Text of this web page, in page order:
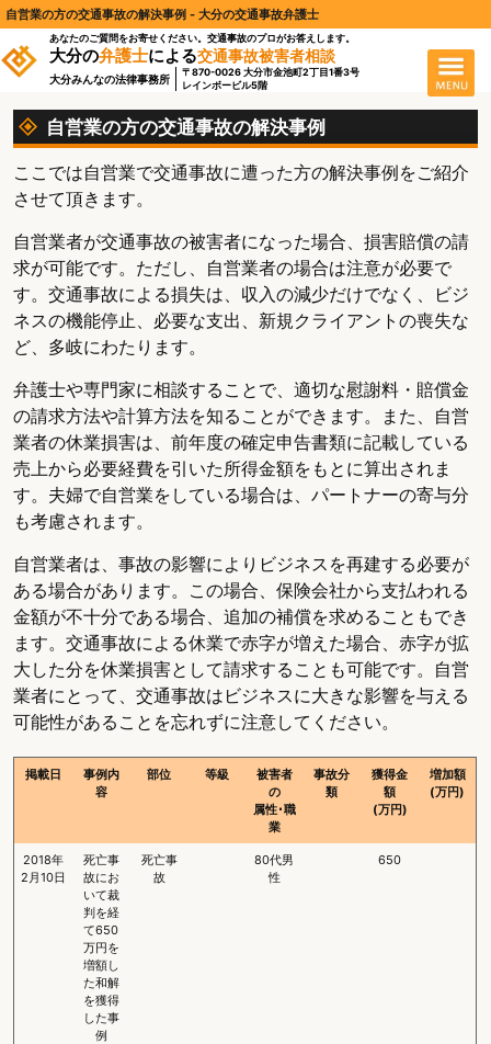
自営業の方の交通事故の解決事例 - 大分の交通事故弁護士
あなたのご質問をお寄せください。交通事故のプロがお答えします。
大分の弁護士による交通事故被害者相談
大分みんなの法律事務所
〒870-0026 大分市金池町2丁目1番3号
レインボービル5階
自営業の方の交通事故の解決事例
ここでは自営業で交通事故に遭った方の解決事例をご紹介
させて頂きます。
自営業者が交通事故の被害者になった場合、損害賠償の請
求が可能です。ただし、自営業者の場合は注意が必要で
す。交通事故による損失は、収入の減少だけでなく、ビジ
ネスの機能停止、必要な支出、新規クライアントの喪失な
ど、多岐にわたります。
弁護士や専門家に相談することで、適切な慰謝料・賠償金
の請求方法や計算方法を知ることができます。また、自営
業者の休業損害は、前年度の確定申告書類に記載している
売上から必要経費を引いた所得金額をもとに算出されま
す。夫婦で自営業をしている場合は、パートナーの寄与分
も考慮されます。
自営業者は、事故の影響によりビジネスを再建する必要が
ある場合があります。この場合、保険会社から支払われる
金額が不十分である場合、追加の補償を求めることもでき
ます。交通事故による休業で赤字が増えた場合、赤字が拡
大した分を休業損害として請求することも可能です。自営
業者にとって、交通事故はビジネスに大きな影響を与える
可能性があることを忘れずに注意してください。
掲載日
事例内
容
部位 等級
被害者
の
属性･職
業
事故分
類
獲得金
額
(万円)
増加額
(万円)
2018年
2月10日
死亡事
故にお
いて裁
判を経
て650
万円を
増額し
た和解
を獲得
した事
例
死亡事
故
80代男
性
650